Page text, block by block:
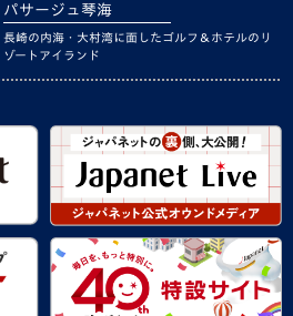
パサージュ琴海
長崎の内海・大村湾に面したゴルフ＆ホテルのリ
ゾートアイランド